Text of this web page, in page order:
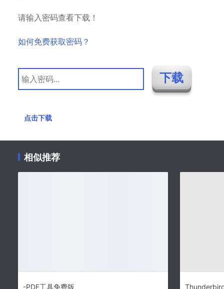
请输入密码查看下载！
如何免费获取密码？
点击下载
相似推荐
-PDF工具免费版